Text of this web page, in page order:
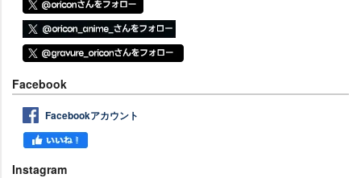
Facebook
Facebookアカウント
Instagram